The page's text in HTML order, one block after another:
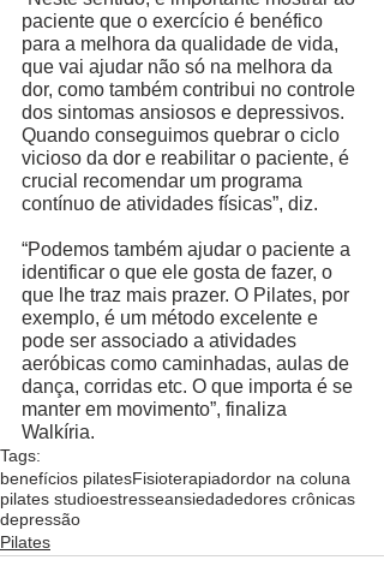
paciente que o exercício é benéfico
para a melhora da qualidade de vida,
que vai ajudar não só na melhora da
dor, como também contribui no controle
dos sintomas ansiosos e depressivos.
Quando conseguimos quebrar o ciclo
vicioso da dor e reabilitar o paciente, é
crucial recomendar um programa
contínuo de atividades físicas”, diz.
“Podemos também ajudar o paciente a
identificar o que ele gosta de fazer, o
que lhe traz mais prazer. O Pilates, por
exemplo, é um método excelente e
pode ser associado a atividades
aeróbicas como caminhadas, aulas de
dança, corridas etc. O que importa é se
manter em movimento”, finaliza
Walkíria.
Tags:
benefícios pilatesFisioterapiadordor na coluna
pilates studioestresseansiedadedores crônicas
depressão
Pilates